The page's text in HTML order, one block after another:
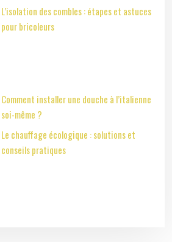
L’isolation des combles : étapes et astuces
pour bricoleurs
Comment installer une douche à l’italienne
soi-même ?
Le chauffage écologique : solutions et
conseils pratiques